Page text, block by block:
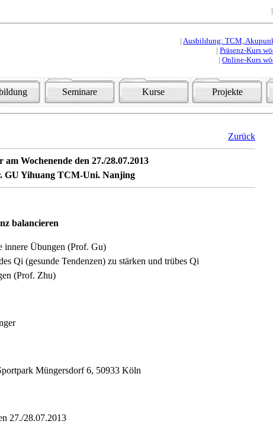
|
| Ausbildung: TCM,
| Präsenz-Kurs
| Online-Kurs
Seminare Kurse Projekte
Zurück
am Wochenende den 27./28.07.2013
GU Yihuang TCM-Uni. Nanjing
balancieren
innere Übungen (Prof. Gu)
Qi (gesunde Tendenzen) zu stärken und trübes Qi
(Prof. Zhu)
Müngersdorf 6, 50933 Köln
27./28.07.2013